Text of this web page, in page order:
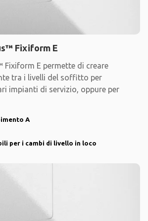
Fixiform E
Fixiform E permette di creare
tra i livelli del soffitto per
impianti di servizio, oppure per
A
per i cambi di livello in loco